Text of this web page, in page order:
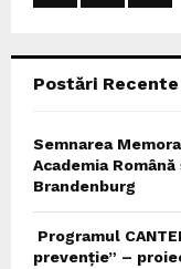
Postări Recente
Semnarea
Academia
Brandenburg
Programul
prevenție” –